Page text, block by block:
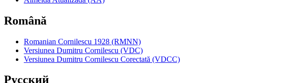
Română
Romanian Cornilescu 1928 (RMNN)
Versiunea Dumitru Cornilescu (VDC)
Versiunea Dumitru Cornilescu Corectată (VDCC)
Pyccкий